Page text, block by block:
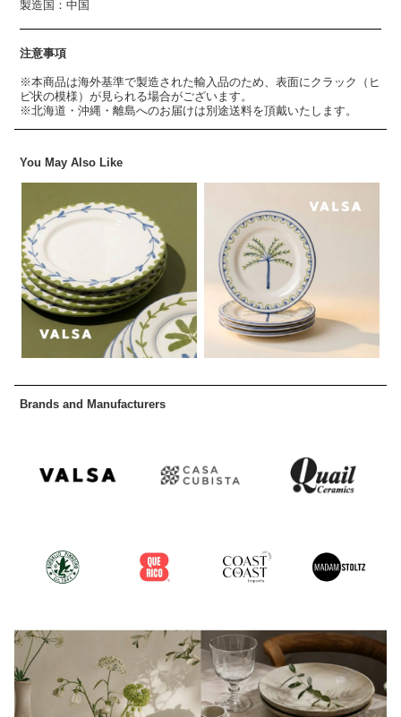
製造国：中国
注意事項
※本商品は海外基準で製造された輸入品のため、表面にクラック（ヒ
ビ状の模様）が見られる場合がございます。
※北海道・沖縄・離島へのお届けは別途送料を頂戴いたします。
You May Also Like
Brands and Manufacturers